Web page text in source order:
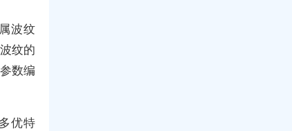
波纹
纹的
数编
优特